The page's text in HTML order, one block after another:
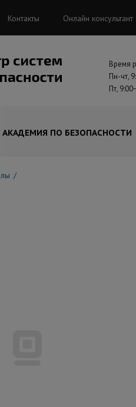
Контакты Онлайн консультант
Время
Пн-чт,
Пт,
АКАДЕМИЯ ПО БЕЗОПАСНОСТИ